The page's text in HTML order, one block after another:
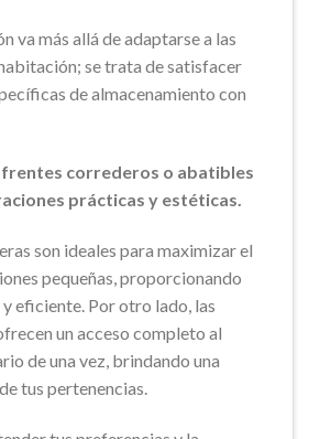
va más allá de adaptarse a las
se trata de satisfacer
de almacenamiento con
frentes correderos o abatibles
prácticas y estéticas.
son ideales para maximizar el
pequeñas, proporcionando
eficiente. Por otro lado, las
un acceso completo al
de una vez, brindando una
tus pertenencias.